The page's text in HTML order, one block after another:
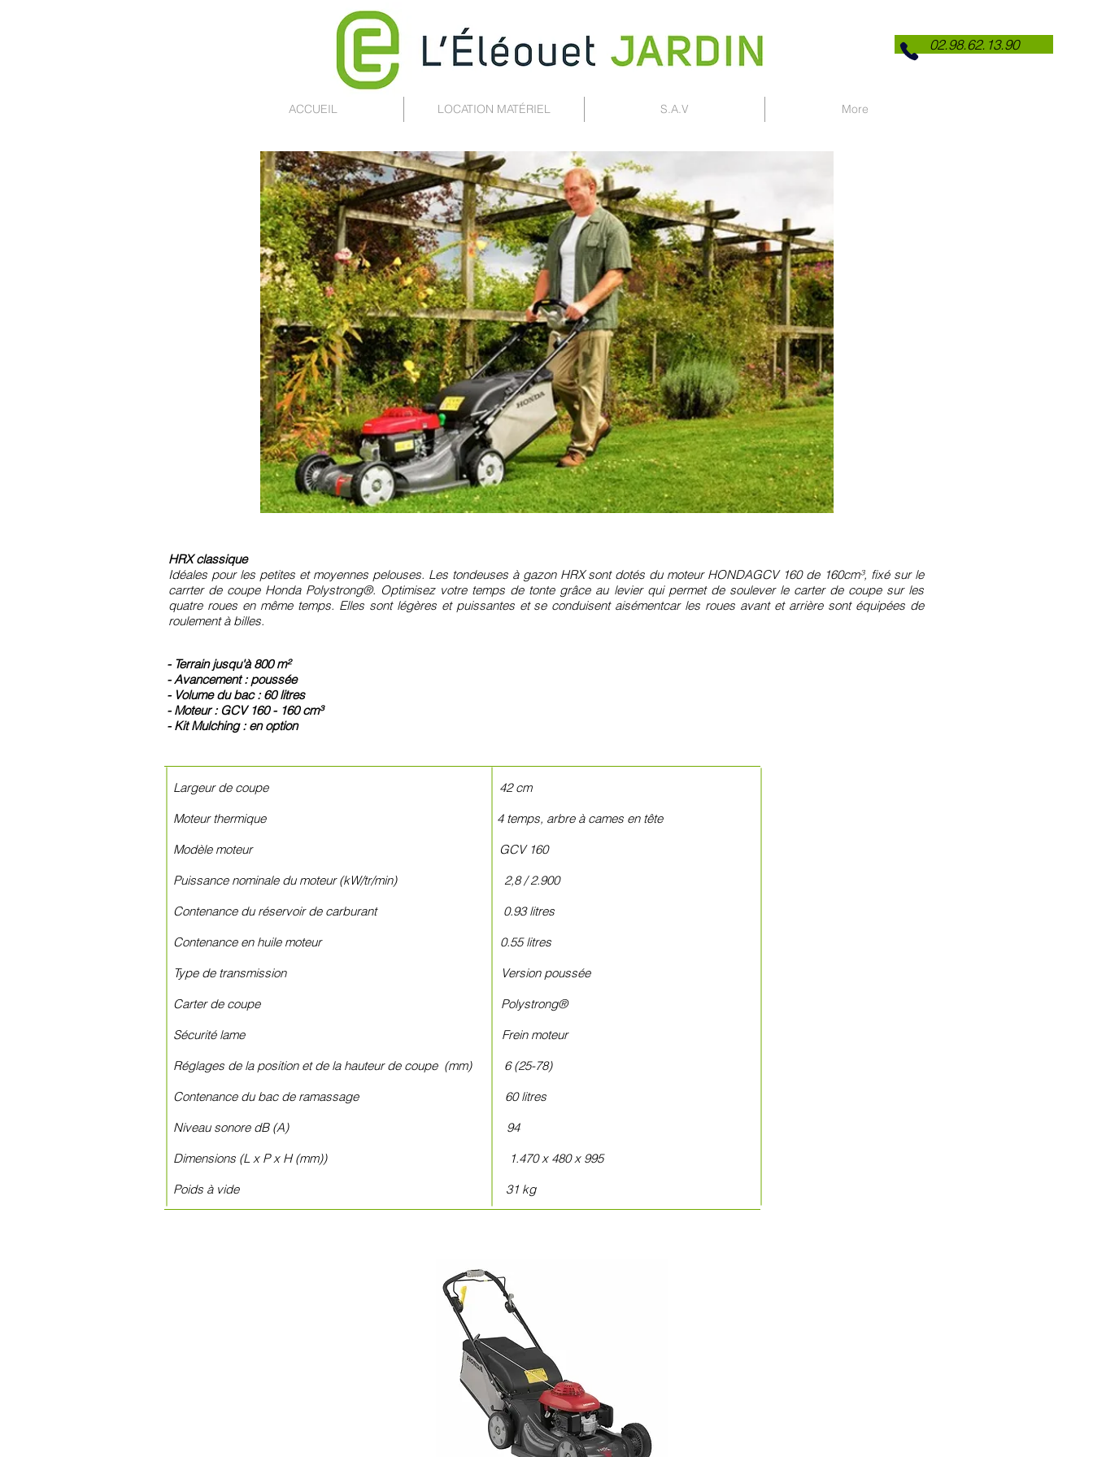
02.98.62.13.90
ACCUEIL LOCATION MATÉRIEL S.A.V More
HRX classique
Idéales pour les petites et moyennes pelouses. Les tondeuses à gazon HRX sont dotés du moteur HONDAGCV 160 de 160cm³, fixé sur le
carrter de coupe Honda Polystrong®. Optimisez votre temps de tonte grâce au levier qui permet de soulever le carter de coupe sur les
quatre roues en même temps. Elles sont légères et puissantes et se conduisent aisémentcar les roues avant et arrière sont équipées de
roulement à billes.
- Terrain jusqu'à 800m²
- Avancement : poussée
- Volume du bac : 60 litres
- Moteur : GCV 160 - 160 cm³
- Kit Mulching : en option
Largeur de coupe 42 cm
Moteur thermique 4 temps, arbre à cames en tête
Modèle moteur GCV 160
Puissance nominale du moteur (kW/tr/min) 2,8 / 2.900
Contenance du réservoir de carburant 0.93 litres
Contenance en huile moteur 0.55 litres
Type de transmission Version poussée
Carter de coupe Polystrong®
Sécurité lame Frein moteur
Réglages de la position et de la hauteur de coupe (mm) 6 (25-78)
Contenance du bac de ramassage 60litres
Niveau sonore dB (A) 94
Dimensions (L x P x H (mm)) 1.470 x 480 x 995
Poids à vide 31 kg